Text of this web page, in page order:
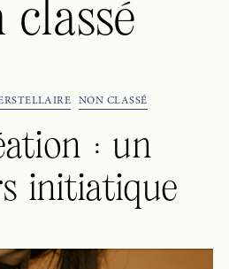
classé
CatégoriesNON CLASSÉ
: un
initiatique